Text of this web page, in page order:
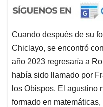
Cuando después de su
Chiclayo, se encontró
año 2023 regresaría a
había sido llamado por
los Obispos. El agustino
formado en